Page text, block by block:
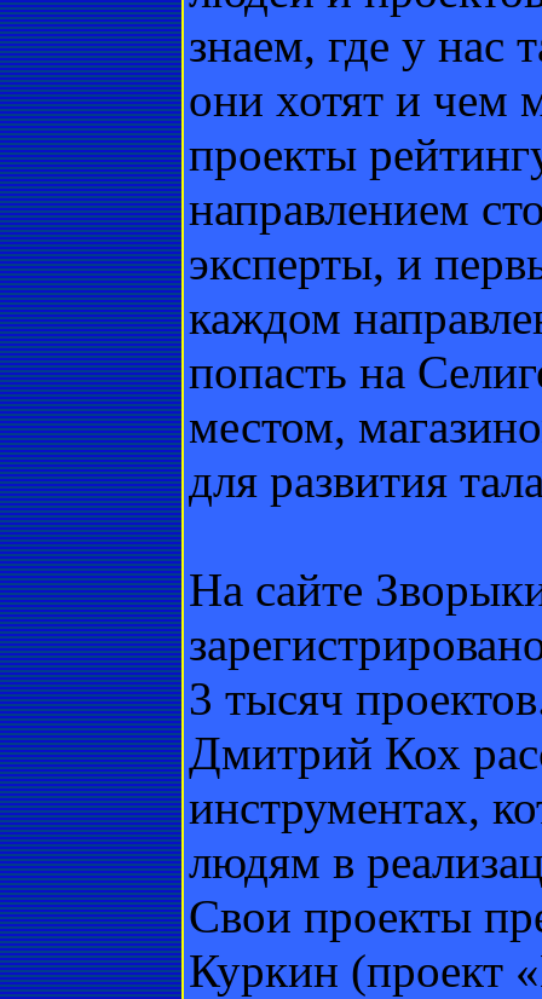
знаем, где у нас
они хотят и
проекты
направлением
эксперты, и
каждом
попасть на
местом,
для развития
На сайте
3 тысяч
Дмитрий Кох
инструментах,
людям в
Свои проекты
Куркин (проект